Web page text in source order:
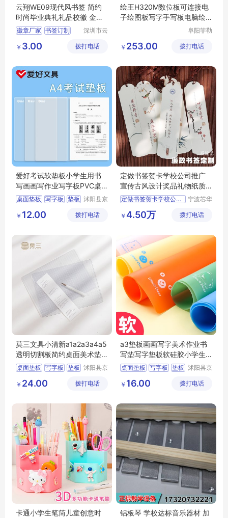
云翔WE09现代风书签 简约
时尚毕业典礼礼品校徽 金属
徽章生产
徽章厂家 书签订制
胸章订制
深圳市云
品有限公
￥ 3.00 拨打电话
绘王H320M数位板可连接电
子绘图板写字手写板电脑绘
阜阳菲勒
公司
￥ 253.00 拨打电话
爱好考试软垫板小学生用书
写画画写作业写字板PVC桌
面8K厚垫本A4
桌面垫板 写字板 垫板 沭阳县京
心
￥ 12.00 拨打电话
定做书签贺卡学校公司推广
宣传古风设计奖品礼物纸质
订制经销商
定做书签贺卡学校公司推广
宁波芯华
有限公司
￥ 4.50万 拨打电话
莫三文具小清新a1a2a3a4a5
透明切割板简约桌面美术垫
板创意少女裁
桌面垫板 写字板 垫板 沭阳县京
心
￥ 24.00 拨打电话
a3垫板画画写字美术作业书
写垫写字垫板软硅胶小学生
考试用专儿童
桌面垫板 写字板 垫板 沭阳县京
心
￥ 16.00 拨打电话
卡通小学生笔筒儿童创意时
铝板琴 学校达标音乐器材 加